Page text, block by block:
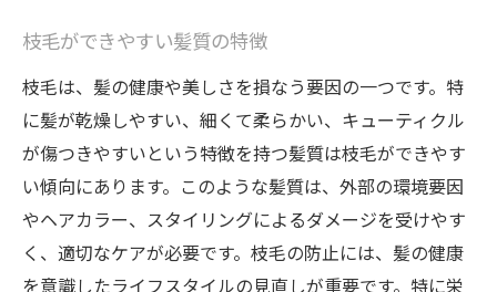
枝毛ができやすい髪質の特徴
枝毛は、髪の健康や美しさを損なう要因の一つです。特
に髪が乾燥しやすい、細くて柔らかい、キューティクル
が傷つきやすいという特徴を持つ髪質は枝毛ができやす
い傾向にあります。このような髪質は、外部の環境要因
やヘアカラー、スタイリングによるダメージを受けやす
く、適切なケアが必要です。枝毛の防止には、髪の健康
を意識したライフスタイルの見直しが重要です。特に栄